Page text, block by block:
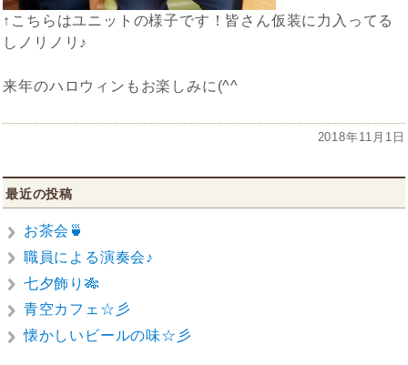
↑こちらはユニットの様子です！皆さん仮装に力入ってる
しノリノリ♪
来年のハロウィンもお楽しみに(^^ゞ
投
日:
2018年11月1日
最近の投稿
お茶会🍵
職員による演奏会♪
七夕飾り🎋
青空カフェ☆彡
懐かしいビールの味☆彡